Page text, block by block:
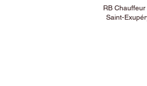
RB
Saint-